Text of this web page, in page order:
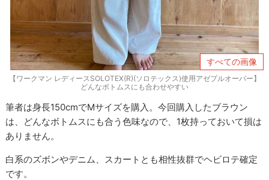
すべての画像
【ワークマン レディースSOLOTEX(R)(ソロテックス)使用アゼプルオーバー】
どんなボトムスにも合わせやすい
筆者は身長150cmでMサイズを購入。今回購入したブラウン
は、どんなボトムスにも合う色味なので、1枚持っておいて損は
ありません。
白系のズボンやデニム、スカートとも相性抜群でヘビロテ確定
です。